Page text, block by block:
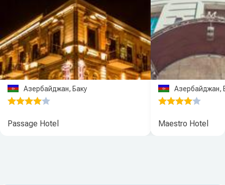
Азербайджан, Баку
Passage Hotel
Азербайджан,
Maestro Hotel